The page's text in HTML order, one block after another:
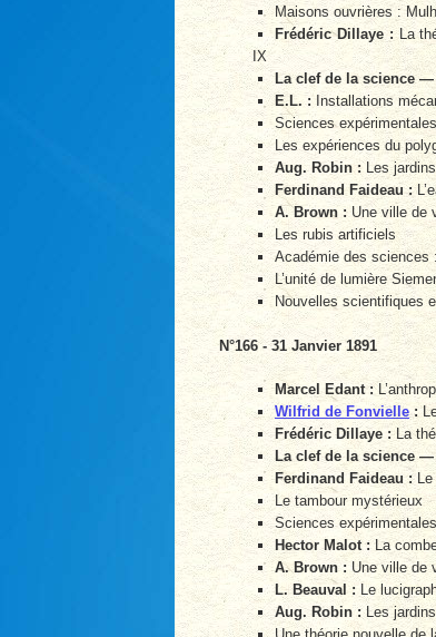
Maisons ouvrières :
Frédéric Dillaye :La
IX
La clef de la science —
E.L. : Installations
Sciences
Les expériences du
Aug. Robin :Les
Ferdinand Faideau :
A. Brown :Une ville de
Les rubis artificiels
Académie des sciences
L’unité de lumière
Nouvelles scientifiques
N°166 - 31 Janvier 1891
Marcel Edant :
Wilfrid de Fonvielle :
Frédéric Dillaye :La
La clef de la science
Ferdinand Faideau :Le
Le tambour mystérieux
Sciences
Hector Malot : La
A. Brown : Une ville de
L. Beauval : Le
Aug. Robin :Les